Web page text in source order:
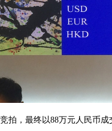
拍，最终以88万元人民币成